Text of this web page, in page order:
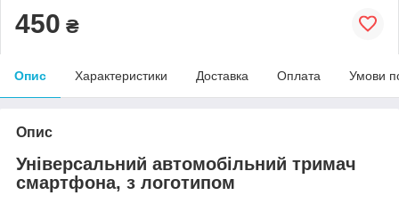
450 ₴
Опис Характеристики Доставка Оплата Умови
Опис
Універсальний автомобільний тримач
смартфона, з логотипом